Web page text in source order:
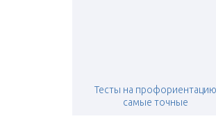
Тесты на профориентацию
самые точные